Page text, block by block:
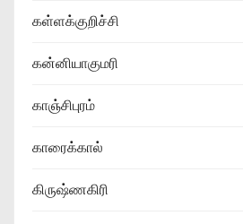
கள்ளக்குறிச்சி
கன்னியாகுமரி
காஞ்சிபுரம்
காரைக்கால்
கிருஷ்ணகிரி